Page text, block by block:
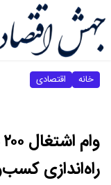
خانه اقتصادی
راه‌اندازی